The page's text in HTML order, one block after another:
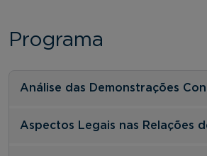
Programa
Análise das Demonstrações
Aspectos Legais nas Relações